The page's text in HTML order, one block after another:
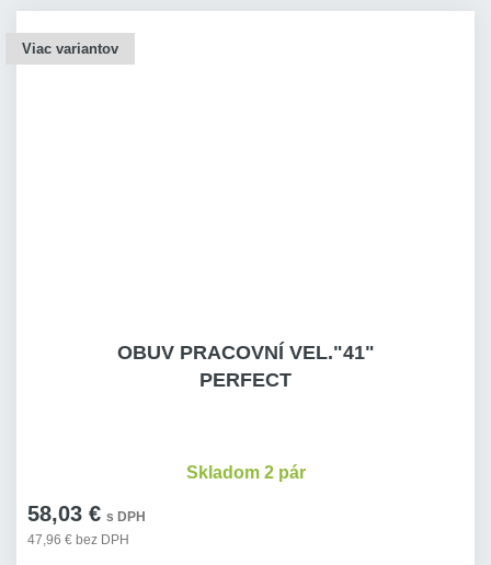
Viac variantov
OBUV PRACOVNÍ VEL."41"
PERFECT
58,03 € s DPH
47,96 € bez DPH
Skladom 2 pár